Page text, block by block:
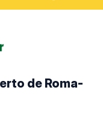
de Roma-